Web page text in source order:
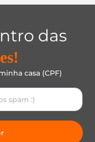
das
casa (CPF)